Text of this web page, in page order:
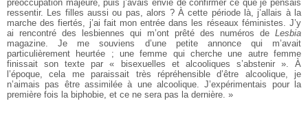
préoccupation majeure, puis j’avais envie de confirmer ce que je pensais
ressentir. Les filles aussi ou pas, alors ? À cette période là, j’allais à la
marche des fiertés, j’ai fait mon entrée dans les réseaux féministes. J’y
ai rencontré des lesbiennes qui m’ont prêté des numéros de Lesbia
magazine. Je me souviens d’une petite annoncequi m’avait
particulièrement heurtée ; une femme qui cherche une autre femme
finissait son texte par « bisexuelles et alcooliques s’abstenir ». À
l’époque, celame paraissait très répréhensibled’être alcoolique, je
n’aimais pas être assimilée à une alcoolique. J’expérimentais pour la
première fois la biphobie, et ce ne sera pas la dernière. »